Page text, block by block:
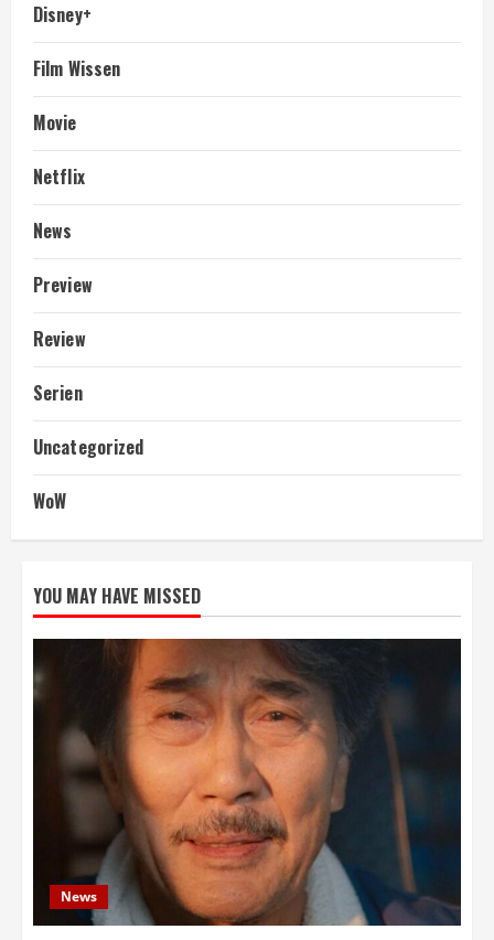
Disney+
Film Wissen
Movie
Netflix
News
Preview
Review
Serien
Uncategorized
WoW
YOU MAY HAVE MISSED
News